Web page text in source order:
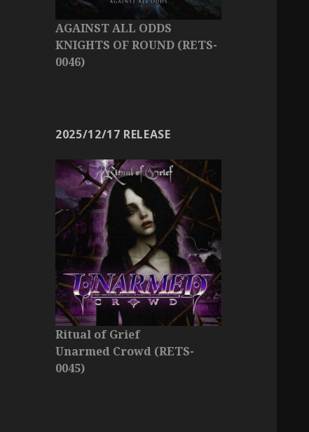
AGAINST ALL ODDS
KNIGHTS OF ROUND (RETS-
0046)
2025/12/17 RELEASE
Ritual of Grief
Unarmed Crowd (RETS-
0045)